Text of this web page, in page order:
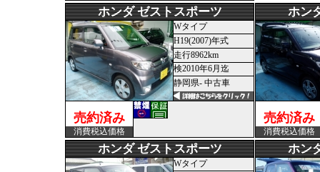
ホンダ ゼストスポーツ
Wタイプ
H19(2007)年式
走行8962km
検2010年6月迄
静岡県- 中古車
売約済み
消費税込価格
ホン
売約済み
消費税込価格
ホンダ ゼストスポーツ
Wタイプ
ホン